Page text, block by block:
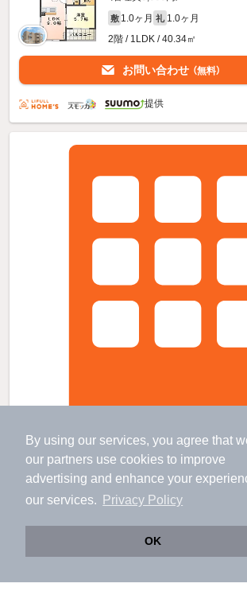
By using our services, you agree that
our partners use cookies to improve
advertising and enhance your
our services.
Privacy Policy
OK
アプリに切り替えて、サクサクお部屋
会員登録なしですぐ使える。マップ検索や
敷 1.0ヶ月 礼 1.0ヶ月
2階 / 1LDK / 40.34㎡
お問い合わせ （無料）
提供
摩耶駅より徒歩12分 新築 3階建の賃貸物件
西灘駅 歩 16 分 （阪神本線）
大石駅 歩 7分 （阪神本線）
ほか1駅（徒歩20分圏内）
兵庫県神戸市灘区水道筋１丁